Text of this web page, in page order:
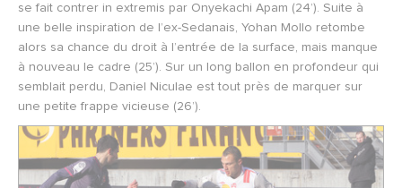
se fait contrer in extremis par Onyekachi Apam (24’). Suite à
une belle inspiration de l’ex-Sedanais, Yohan Mollo retombe
alors sa chance du droit à l’entrée de la surface, mais manque
à nouveau le cadre (25’). Sur un long ballon en profondeur qui
semblait perdu, Daniel Niculae est tout près de marquer sur
une petite frappe vicieuse (26’).